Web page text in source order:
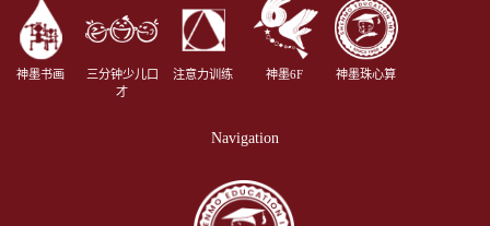
神墨书画
三分钟少儿口
才
注意力训练 神墨6F 神墨珠心算
Navigation